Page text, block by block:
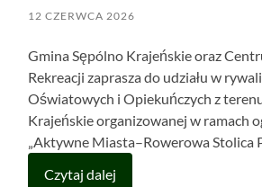
12 CZERWCA 2026
Gmina Sępólno Krajeńskie oraz
Rekreacji zaprasza do udziału w
Oświatowych i Opiekuńczych z
Krajeńskie organizowanej w ramach
„Aktywne Miasta–Rowerowa Stolica
Czytaj dalej